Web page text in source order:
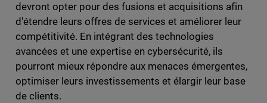
devront opter pour des fusions et acquisitions afin
d'étendre leurs offres de services et améliorer leur
compétitivité. En intégrant des technologies
avancées et une expertise en cybersécurité, ils
pourront mieux répondre aux menaces émergentes,
optimiser leurs investissements et élargir leur base
de clients.